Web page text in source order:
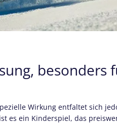
besonders
Wirkung entfaltet sich
es ein Kinderspiel, das